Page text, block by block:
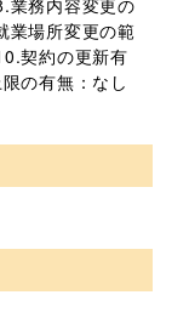
業務内容変更の
業場所変更の範
契約の更新有
の有無：なし